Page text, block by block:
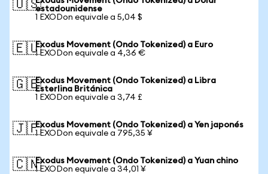
🇺🇸estadounidense
1 EXODon equivale a 5,04 $
🇪🇺Exodus Movement (Ondo Tokenized) a Euro
1 EXODon equivale a 4,36 €
🇬🇧Exodus Movement (Ondo Tokenized) a Libra
Esterlina Británica
1 EXODon equivale a 3,74 £
🇯🇵Exodus Movement (Ondo Tokenized) a Yen japonés
1 EXODon equivale a 795,35 ¥
🇨🇳Exodus Movement (Ondo Tokenized) a Yuan chino
1 EXODon equivale a 34,01 ¥